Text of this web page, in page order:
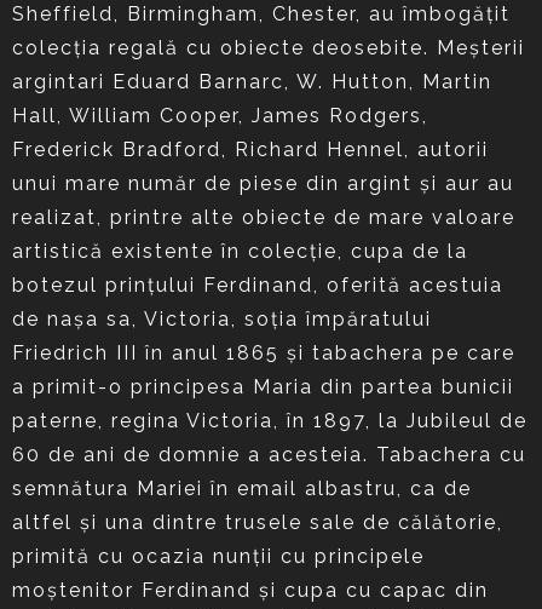
Sheffield, Birmingham, Chester, au îmbogățit
colecția regală cu obiecte deosebite. Meșterii
argintari Eduard Barnarc, W. Hutton, Martin
Hall, William Cooper, James Rodgers,
Frederick Bradford, Richard Hennel, autorii
unui mare număr de piese din argint și aur au
realizat, printre alte obiecte de mare valoare
artistică existente în colecție, cupa de la
botezul prințului Ferdinand, oferită acestuia
de nașa sa, Victoria, soția împăratului
Friedrich III în anul 1865 și tabachera pe care
a primit-o principesa Maria din partea bunicii
paterne, regina Victoria, în 1897, la Jubileul de
60 de ani de domnie a acesteia. Tabachera cu
semnătura Mariei în email albastru, ca de
altfel și una dintre trusele sale de călătorie,
primită cu ocazia nunții cu principele
moștenitor Ferdinand și cupa cu capac din